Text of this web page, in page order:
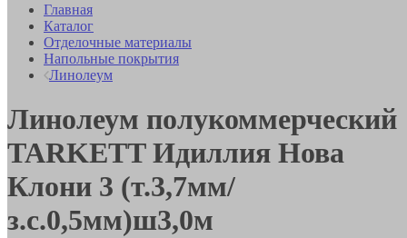
Главная
Каталог
Отделочные материалы
Напольные покрытия
Линолеум
Линолеум полукоммерческий
TARKETT Идиллия Нова
Клони 3 (т.3,7мм/
з.с.0,5мм)ш3,0м